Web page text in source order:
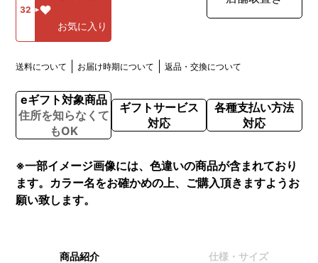
32
お気に入り
送料について お届け時期について 返品・交換について
eギフト対象商品
住所を知らなくて
もOK
ギフトサービス
対応
各種支払い方法
対応
※一部イメージ画像には、色違いの商品が含まれており
ます。カラー名をお確かめの上、ご購入頂きますようお
願い致します。
商品紹介 仕様・サイズ